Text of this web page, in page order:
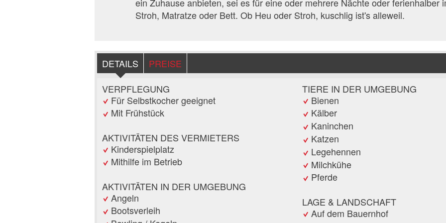
Stroh, Matratze oder Bett. Ob Heu oder Stroh, kuschlig ist's alleweil.
DETAILS
PREISE
VERPFLEGUNG
Für Selbstkocher geeignet
Mit Frühstück
AKTIVITÄTEN DES VERMIETERS
Kinderspielplatz
Mithilfe im Betrieb
AKTIVITÄTEN IN DER UMGEBUNG
Angeln
Bootsverleih
TIERE IN DER UMGEBUNG
Bienen
Kälber
Kaninchen
Katzen
Legehennen
Milchkühe
Pferde
LAGE & LANDSCHAFT
Auf dem Bauernhof